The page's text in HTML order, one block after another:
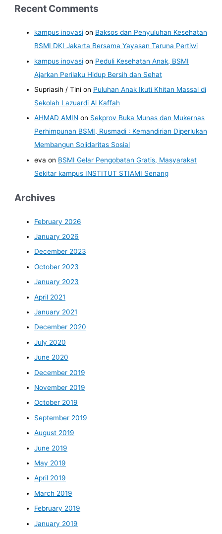
Recent Comments
kampus inovasi on Baksos dan Penyuluhan Kesehatan
BSMI DKI Jakarta Bersama Yayasan Taruna Pertiwi
kampus inovasi on Peduli Kesehatan Anak, BSMI
Ajarkan Perilaku Hidup Bersih dan Sehat
Supriasih / Tini on Puluhan Anak Ikuti Khitan Massal di
Sekolah Lazuardi Al Kaffah
AHMAD AMIN on Sekprov Buka Munas dan Mukernas
Perhimpunan BSMI, Rusmadi : Kemandirian Diperlukan
Membangun Solidaritas Sosial
eva on BSMI Gelar Pengobatan Gratis, Masyarakat
Sekitar kampus INSTITUT STIAMI Senang
Archives
February 2026
January 2026
December 2023
October 2023
January 2023
April 2021
January 2021
December 2020
July 2020
June 2020
December 2019
November 2019
October 2019
September 2019
August 2019
June 2019
May 2019
April 2019
March 2019
February 2019
January 2019